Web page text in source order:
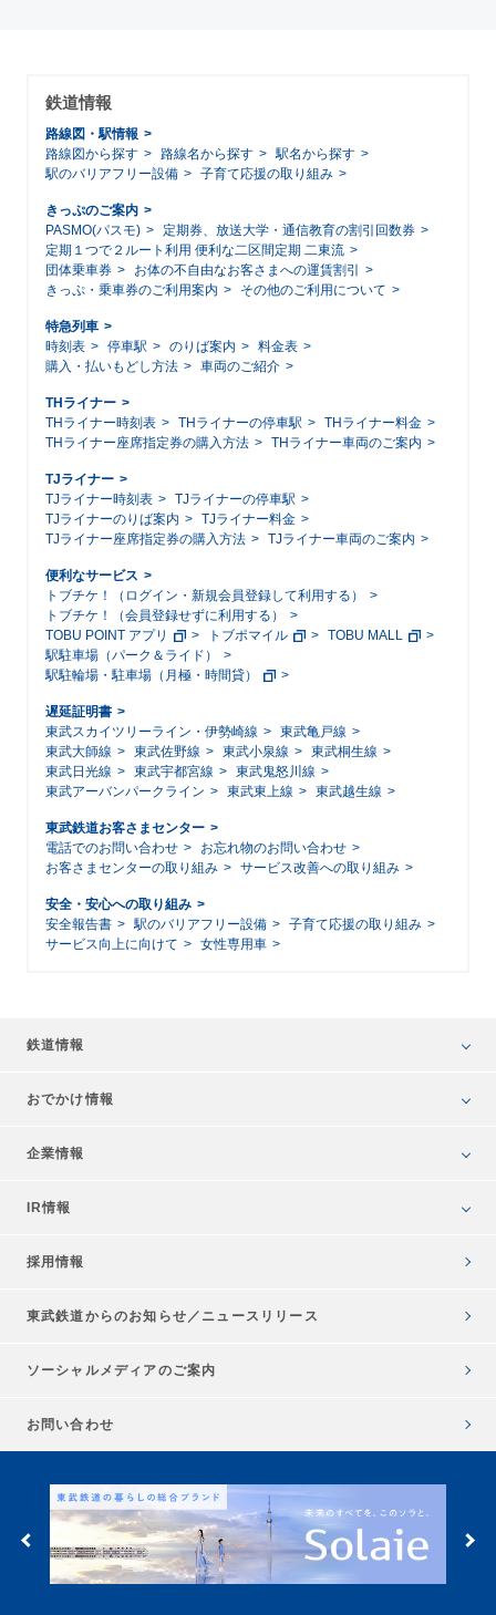
鉄道情報
路線図・駅情報
路線図から探す
路線名から探す
駅名から探す
駅のバリアフリー設備
子育て応援の取り組み
きっぷのご案内
PASMO(パスモ)
定期券、放送大学・通信教育の割引回数券
定期１つで２ルート利用 便利な二区間定期 二東流
団体乗車券
お体の不自由なお客さまへの運賃割引
きっぷ・乗車券のご利用案内
その他のご利用について
特急列車
時刻表
停車駅 のりば案内
料金表
購入・払いもどし方法
車両のご紹介
THライナー
THライナー時刻表
THライナーの停車駅
THライナー料金
THライナー座席指定券の購入方法
THライナー車両のご案内
TJライナー
TJライナー時刻表
TJライナーの停車駅
TJライナーのりば案内
TJライナー料金
TJライナー座席指定券の購入方法
TJライナー車両のご案内
便利なサービス
トブチケ！（ログイン・新規会員登録して利用する）
トブチケ！（会員登録せずに利用する）
TOBU POINT アプリ
トブポマイル
TOBU MALL
駅駐車場（パーク＆ライド）
駅駐輪場・駐車場（月極・時間貸）
遅延証明書
東武スカイツリーライン・伊勢崎線
東武亀戸線
東武大師線
東武佐野線 東武小泉線
東武桐生線
東武日光線
東武宇都宮線
東武鬼怒川線
東武アーバンパークライン
東武東上線 東武越生線
東武鉄道お客さまセンター
電話でのお問い合わせ
お忘れ物のお問い合わせ
お客さまセンターの取り組み
サービス改善への取り組み
安全・安心への取り組み
安全報告書
駅のバリアフリー設備
子育て応援の取り組み
サービス向上に向けて
女性専用車
鉄道情報
おでかけ情報
企業情報
IR情報
採用情報
東武鉄道からのお知らせ／ ニュースリリース
ソーシャルメディアのご案内
お問い合わせ